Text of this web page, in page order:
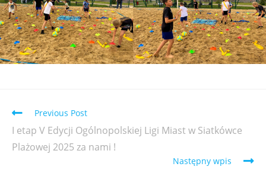
Previous Post
I etap V Edycji Ogólnopolskiej Ligi Miast w Siatkówce
Plażowej 2025 za nami !
Następny wpis